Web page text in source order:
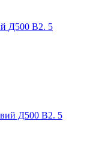
Д500 В2. 5